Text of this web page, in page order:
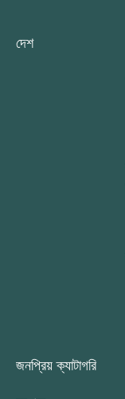
দেশ
জনপ্রিয় ক্যাটাগরি